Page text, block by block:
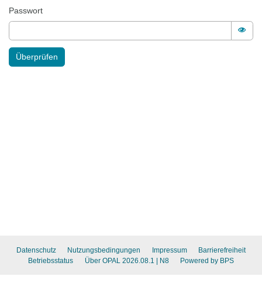
Passwort
Überprüfen
Datenschutz Nutzungsbedingungen Impressum
Barrierefreiheit
Betriebsstatus
Über OPAL 2026.08.1 | N8 Powered by BPS